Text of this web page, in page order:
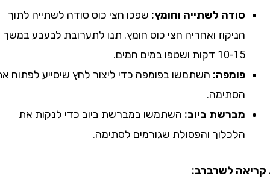
סודה לשתייה וחומץ:שפכו חצי כוס סודה לשתייה לתוך
הניקוז ואחריה חצי כוס חומץ. תנו לתערובת לבעבע במשך
10-15 דקות ושטפו במים חמים.
פומפה:השתמשו בפומפה כדי ליצור לחץ שיסייע לפתוח את
הסתימה.
מברשת ביוב:השתמשו במברשת ביוב כדי לנקות את
הלכלוך והפסולת שגורמים לסתימה.